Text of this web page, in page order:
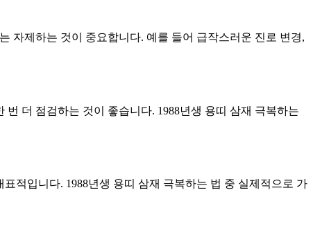
자제하는 것이 중요합니다. 예를 들어 급작스러운 진로 변경,
더 점검하는 것이 좋습니다. 1988년생 용띠 삼재 극복하는
적입니다. 1988년생 용띠 삼재 극복하는 법 중 실제적으로 가